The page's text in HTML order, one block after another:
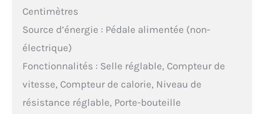
Centimètres
Source d’énergie : Pédale alimentée (non-
électrique)
Fonctionnalités : Selle réglable, Compteur de
vitesse, Compteur de calorie, Niveau de
résistance réglable, Porte-bouteille